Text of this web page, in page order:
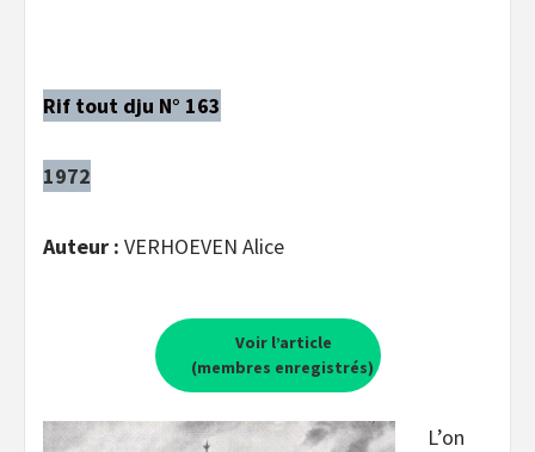
Rif tout dju N° 163
1972
Auteur : VERHOEVEN Alice
Voir l’article
(membres enregistrés)
L’on